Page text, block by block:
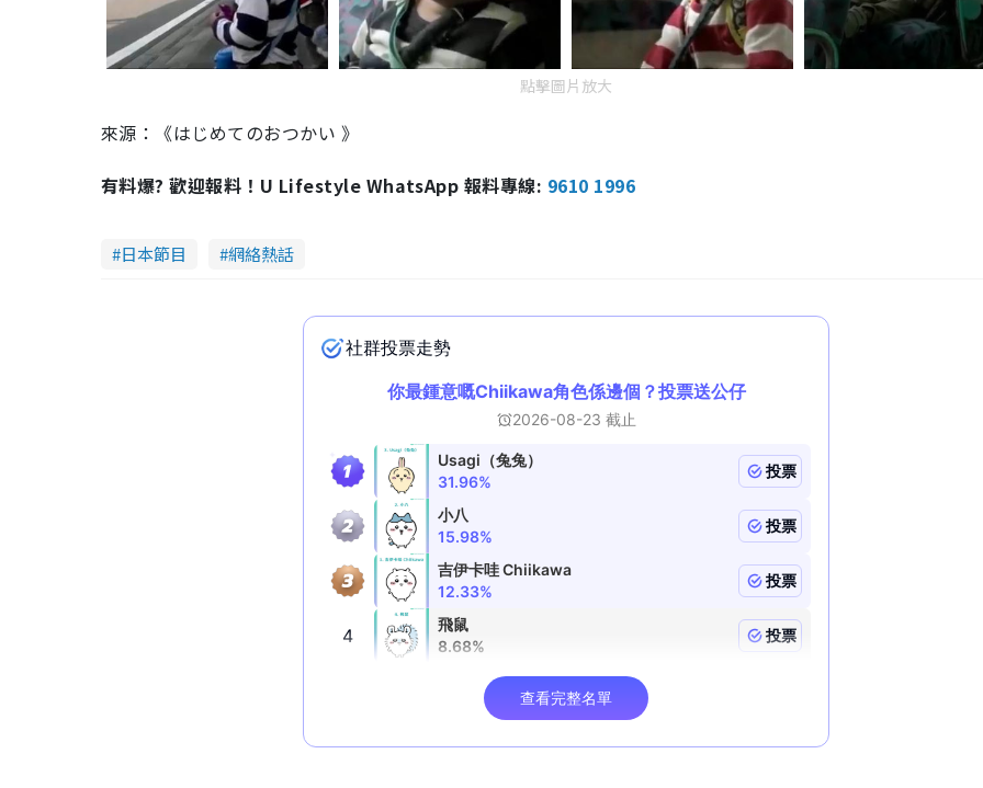
點擊圖片放大
來源：《はじめてのおつかい 》
有料爆? 歡迎報料！U Lifestyle WhatsApp 報料專線: 9610 1996
日本節目 網絡熱話